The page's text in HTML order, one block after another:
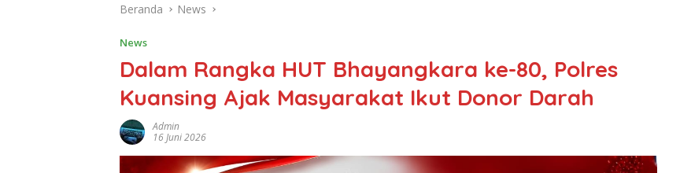
Beranda News
News
Dalam Rangka HUT Bhayangkara ke-80, Polres
Kuansing Ajak Masyarakat Ikut Donor Darah
Admin
16 Juni 2026